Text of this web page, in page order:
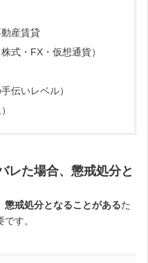
産賃貸
式・FX・仮想通貨）
伝いレベル）
レた場合、懲戒処分と
懲戒処分となることがあるた
す。